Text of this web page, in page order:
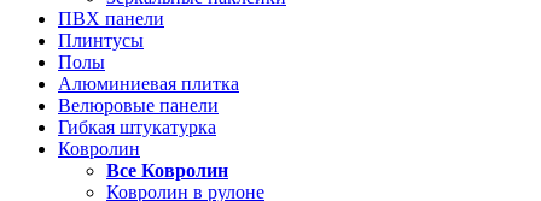
ПВХ панели
Плинтусы
Полы
Алюминиевая плитка
Велюровые панели
Гибкая штукатурка
Ковролин
Все Ковролин
Ковролин в рулоне